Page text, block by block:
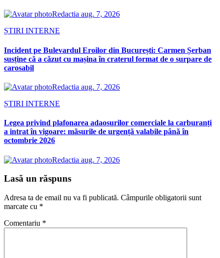
Redactia aug. 7, 2026
ȘTIRI INTERNE
Incident pe Bulevardul Eroilor din București: Carmen Șerban
susține că a căzut cu mașina în craterul format de o surpare de
carosabil
Redactia aug. 7, 2026
ȘTIRI INTERNE
Legea privind plafonarea adaosurilor comerciale la carburanți
a intrat în vigoare: măsurile de urgență valabile până în
octombrie 2026
Redactia aug. 7, 2026
Lasă un răspuns
Adresa ta de email nu va fi publicată. Câmpurile obligatorii sunt
marcate cu *
Comentariu *